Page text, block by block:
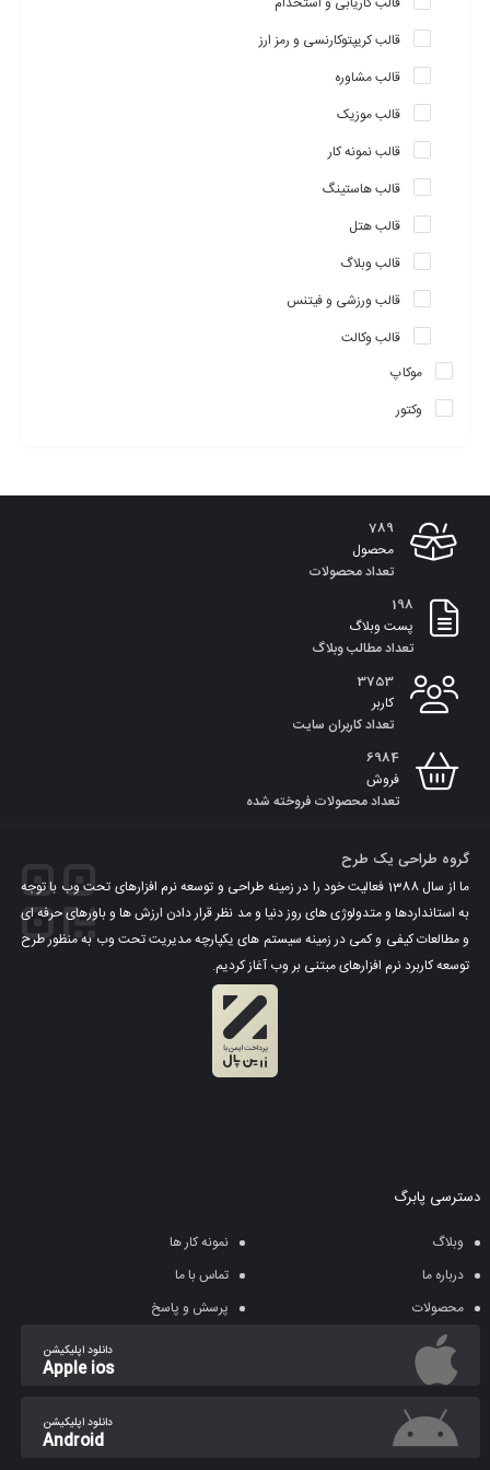
میل خود تنظیم کنید. با Crocal می توانید فروش آنلاین را شروع کنید.
قالب کریپتوکارنسی و رمز ارز
قالب مشاوره
قالب موزیک
قالب نمونه کار
قالب هاستینگ
قالب هتل
قالب وبلاگ
قالب ورزشی و فیتنس
قالب وکالت
موکاپ
وکتور
789
محصول
تعداد محصولات
198
پست وبلاگ
تعداد مطالب وبلاگ
3753
کاربر
تعداد کاربران سایت
6984
فروش
تعداد محصولات فروخته شده
گروه طراحی یک طرح
ما از سال 1388 فعالیت خود را در زمینه طراحی و توسعه نرم افزارهای تحت وب با توجه
به استانداردها و متدولوژی های روز دنیا و مد نظر قرار دادن ارزش ها و باورهای حرفه ای
و مطالعات کیفی و کمی در زمینه سیستم های یکپارچه مدیریت تحت وب به منظور طرح
توسعه کاربرد نرم افزارهای مبتنی بر وب آغاز کردیم.
دسترسی پابرگ
وبلاگ
نمونه کار ها
درباره ما
تماس با ما
محصولات
پرسش و پاسخ
دانلود اپلیکیشن
Apple ios
دانلود اپلیکیشن
Android